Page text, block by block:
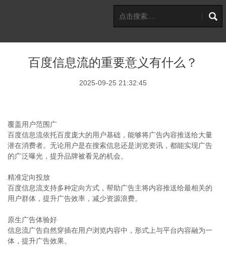
百度信息流的重要意义有什么？
2025-09-25 21:32:45
覆盖用户范围广
百度信息流依托百度庞大的用户基础，能够将广告内容推送给大量
潜在消费者。无论用户是在搜索信息还是浏览资讯，都能实现广告
的广泛曝光，提升品牌被看见的机会。
精准定向投放
百度信息流支持多种定向方式，帮助广告主将内容推送给最相关的
用户群体，提升广告效率，减少资源浪费。
原生广告体验好
信息流广告自然穿插在用户浏览内容中，形式上与平台内容融为一
体，提升广告效果。